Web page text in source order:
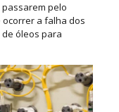
pelo
a falha dos
óleos para